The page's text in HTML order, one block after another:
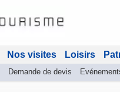
Nos visites Loisirs
Demande de devis